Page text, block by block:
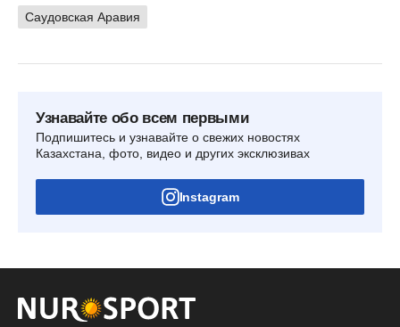
Саудовская Аравия
Узнавайте обо всем первыми
Подпишитесь и узнавайте о свежих новостях
Казахстана, фото, видео и других эксклюзивах
Instagram